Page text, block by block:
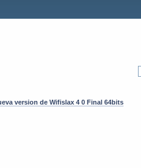
version de Wifislax 4 0 Final 64bits